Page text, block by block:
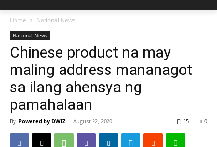
Home National News
National News
Chinese product na may
maling address mananagot
sa ilang ahensya ng
pamahalaan
By Powered by DWIZ - August 22, 2020 0
15